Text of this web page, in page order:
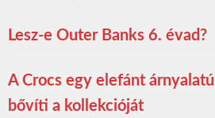
Lesz-e Outer Banks 6. évad?
A Crocs egy elefánt árnyalatú
bővíti a kollekcióját